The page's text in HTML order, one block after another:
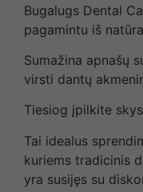
Bugalugs Dental
pagamintu iš
Sumažina apnašų
virsti dantų
Tiesiog įpilkite
Tai idealus
kuriems tradicinis
yra susijęs su